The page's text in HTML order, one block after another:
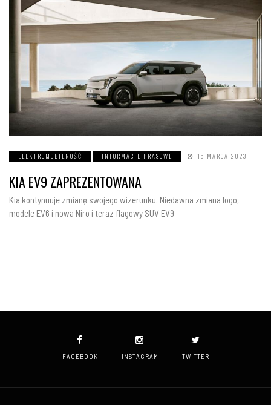
ELEKTROMOBILNOŚĆ INFORMACJE PRASOWE 15 MARCA 2023
KIA EV9 ZAPREZENTOWANA
Kia kontynuuje zmianę swojego wizerunku. Niedawna zmiana logo,
modele EV6 i nowa Niro i teraz flagowy SUV EV9
FACEBOOK INSTAGRAM TWITTER